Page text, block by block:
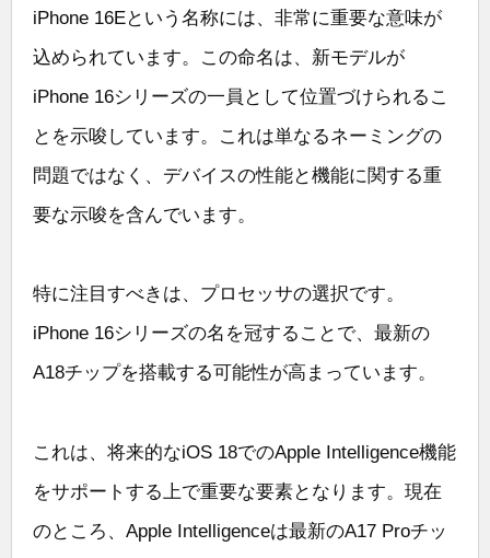
iPhone 16Eという名称には、非常に重要な意味が
込められています。この命名は、新モデルが
iPhone 16シリーズの一員として位置づけられるこ
とを示唆しています。これは単なるネーミングの
問題ではなく、デバイスの性能と機能に関する重
要な示唆を含んでいます。
特に注目すべきは、プロセッサの選択です。
iPhone 16シリーズの名を冠することで、最新の
A18チップを搭載する可能性が高まっています。
これは、将来的なiOS 18でのApple Intelligence機能
をサポートする上で重要な要素となります。現在
のところ、Apple Intelligenceは最新のA17 Proチッ